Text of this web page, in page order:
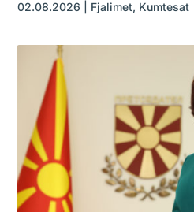
02.08.2026 Fjalimet, Kumtesat